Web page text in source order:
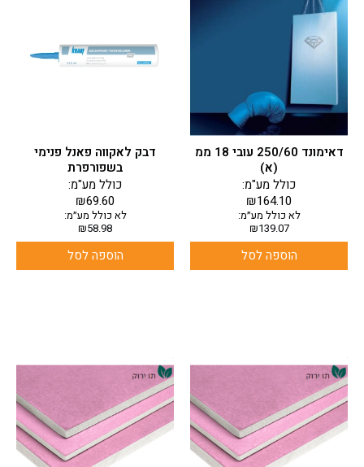
דאימונד 250/60 עובי 18 ממ
(א)
₪164.10
כולל מע"מ:
לא כולל מע״מ:
₪139.07
הוספה לסל
דבק לאקווה פאנל פנימי
בשפורפרת
₪69.60
כולל מע"מ:
לא כולל מע״מ:
₪58.98
הוספה לסל